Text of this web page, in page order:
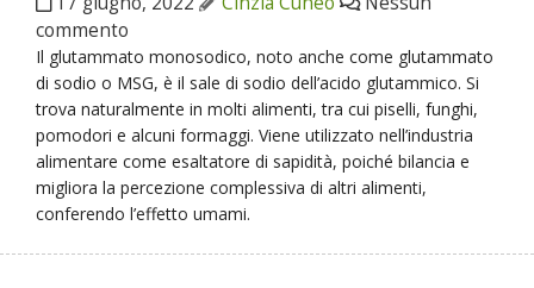
commento
Il glutammato monosodico, noto anche come glutammato
di sodio o MSG, è il sale di sodio dell’acido glutammico. Si
trova naturalmente in molti alimenti, tra cui piselli, funghi,
pomodori e alcuni formaggi. Viene utilizzato nell’industria
alimentare come esaltatore di sapidità, poiché bilancia e
migliora la percezione complessiva di altri alimenti,
conferendo l’effetto umami.